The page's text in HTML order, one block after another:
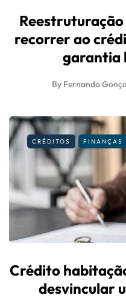
recorrer ao
garantia
By Fernando
CRÉDITOS FINANÇAS
Crédito
desvincular